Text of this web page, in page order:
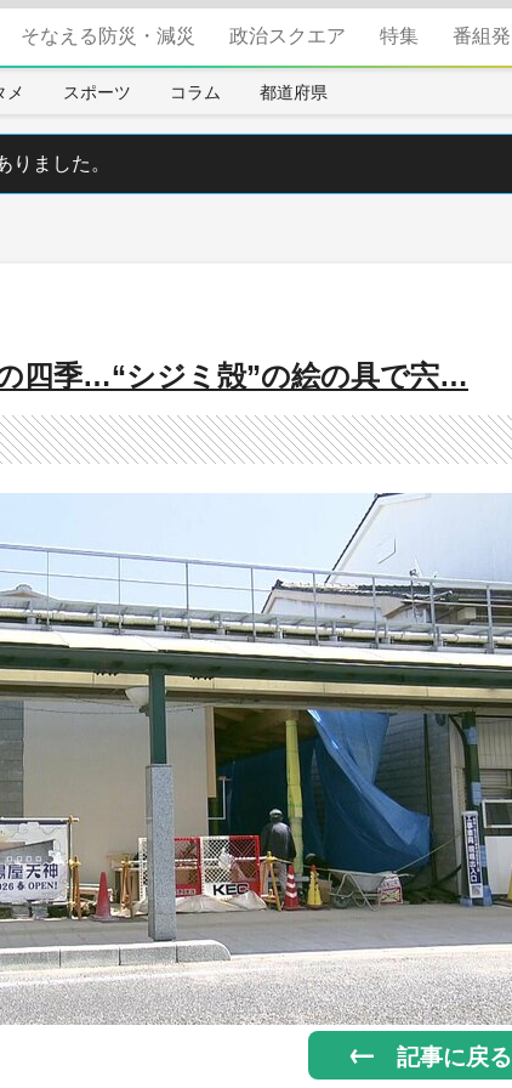
そなえる防災・減災 政治スクエア 特集 番組発
メ スポーツ コラム 都道府県
ました。
四季…“シジミ殻”の絵の具で宍…
記事に戻る